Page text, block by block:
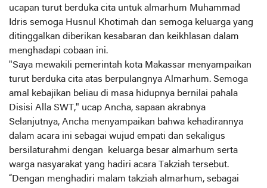
ucapan turut berduka cita untuk almarhum Muhammad
Idris semoga Husnul Khotimah dan semoga keluarga yang
ditinggalkan diberikan kesabaran dan keikhlasan dalam
menghadapi cobaan ini.
"Saya mewakili pemerintah kota Makassar menyampaikan
turut berduka cita atas berpulangnya Almarhum. Semoga
amal kebajikan beliau di masa hidupnya bernilai pahala
Disisi Alla SWT," ucap Ancha, sapaan akrabnya
Selanjutnya, Ancha menyampaikan bahwa kehadirannya
dalam acara ini sebagai wujud empati dan sekaligus
bersilaturahmi dengan keluarga besar almarhum serta
warga nasyarakat yang hadiri acara Takziah tersebut.
“Dengan menghadiri malam takziah almarhum, sebagai